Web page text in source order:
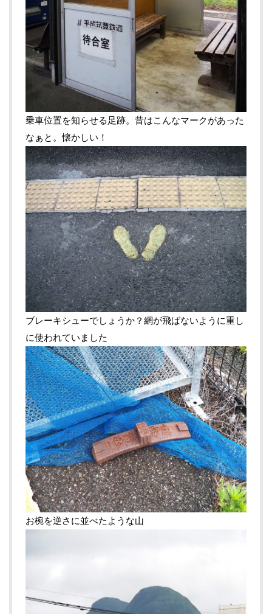
乗車位置を知らせる足跡。昔はこんなマークがあった
なぁと。懐かしい！
ブレーキシューでしょうか？網が飛ばないように重し
に使われていました
お椀を逆さに並べたような山